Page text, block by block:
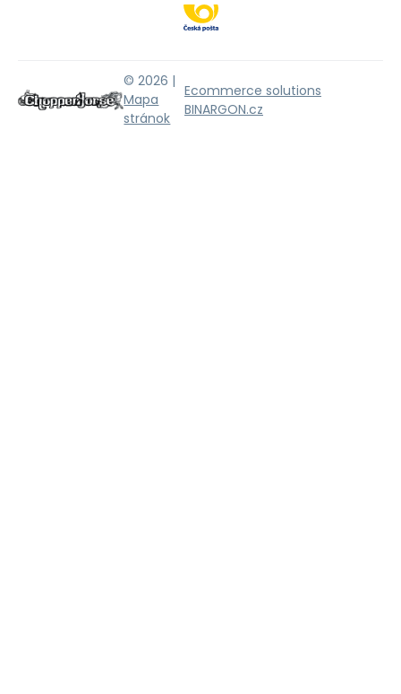
© 2026 |
Mapa
stránok
Ecommerce solutions
BINARGON.cz